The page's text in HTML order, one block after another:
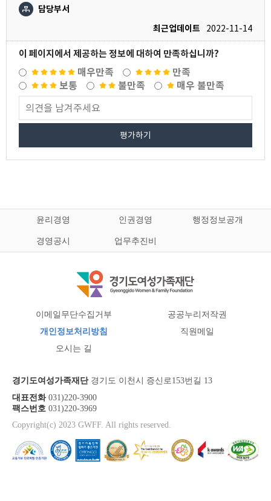
담당부서
최근업데이트
2022-11-14
이 페이지에서 제공하는 정보에 대하여 만족하십니까?
매우만족
만족
보통
불만족 매우 불만족
평가하기
윤리경영 인권경영 행정정보공개
경영공시 업무추진비
이메일무단수집거부
공공누리저작권
개인정보처리방침
직원메일
오시는 길
경기도여성가족재단경기도 이천시 증신로153번길 13
대표전화031)220-3900
팩스번호 031)220-3969
Copyright(c) 2023 GWFF. All rights reserved.